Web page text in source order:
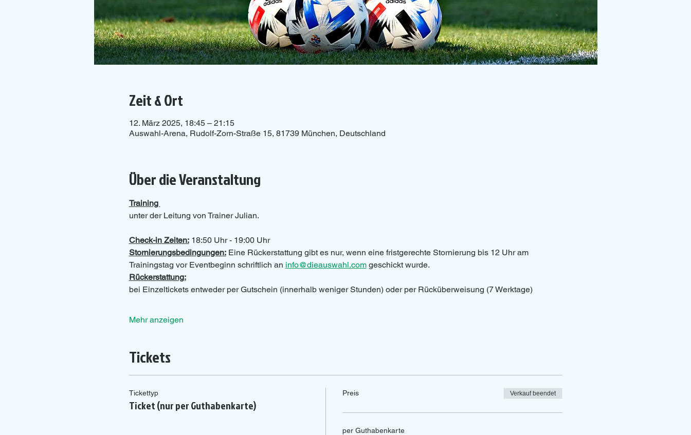
Zeit & Ort
12. März 2025, 18:45 – 21:15
Auswahl-Arena, Rudolf-Zorn-Straße 15, 81739 München, Deutschland
Über die Veranstaltung
Training
unter der Leitung von Trainer Julian.
Check-in Zeiten: 18:50 Uhr - 19:00 Uhr
Stornierungsbedingungen: Eine Rückerstattung gibt es nur, wenn eine fristgerechte Stornierung bis 12 Uhr am
Trainingstag vor Eventbeginn schriftlich an info@dieauswahl.com geschickt wurde.
Rückerstattung:
bei Einzeltickets entweder per Gutschein (innerhalb weniger Stunden) oder per Rücküberweisung (7 Werktage)
Mehr anzeigen
Tickets
Tickettyp
Ticket (nur per Guthabenkarte)
Preis Verkauf beendet
per Guthabenkarte